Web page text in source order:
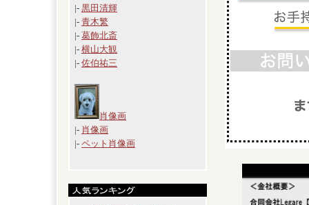
|- 黒田清輝
|- 青木繁
|- 葛飾北斎
|- 横山大観
|- 佐伯祐三
肖像画
|- 肖像画
|- ペット肖像画